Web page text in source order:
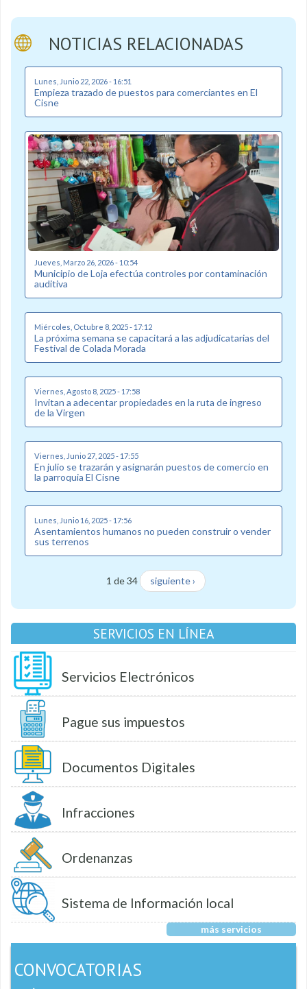
NOTICIAS RELACIONADAS
Lunes, Junio 22, 2026 - 16:51
Empieza trazado de puestos para comerciantes en El
Cisne
Jueves, Marzo 26, 2026 - 10:54
Municipio de Loja efectúa controles por contaminación
auditiva
Miércoles, Octubre 8, 2025 - 17:12
La próxima semana se capacitará a las adjudicatarias del
Festival de Colada Morada
Viernes, Agosto 8, 2025 - 17:58
Invitan a adecentar propiedades en la ruta de ingreso
de la Virgen
Viernes, Junio 27, 2025 - 17:55
En julio se trazarán y asignarán puestos de comercio en
la parroquia El Cisne
Lunes, Junio 16, 2025 - 17:56
Asentamientos humanos no pueden construir o vender
sus terrenos
1 de 34 siguiente ›
SERVICIOS EN LÍNEA
Servicios Electrónicos
Pague sus impuestos
Documentos Digitales
Infracciones
Ordenanzas
Sistema de Información local
más servicios
CONVOCATORIAS